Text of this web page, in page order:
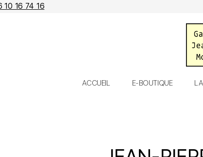
10 16 74 16
ACCUEIL E-BOUTIQUE